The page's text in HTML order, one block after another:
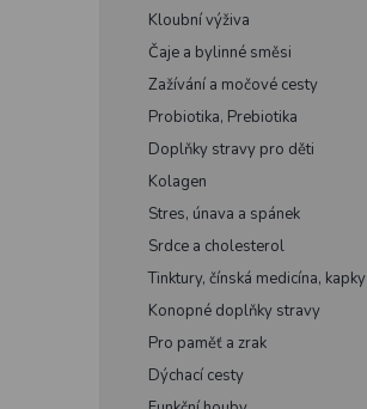
Kloubní výživa
Čaje a bylinné směsi
Zažívání a močové cesty
Probiotika, Prebiotika
Doplňky stravy pro děti
Kolagen
Stres, únava a spánek
Srdce a cholesterol
Tinktury, čínská medicína, kapky
Konopné doplňky stravy
Pro paměť a zrak
Dýchací cesty